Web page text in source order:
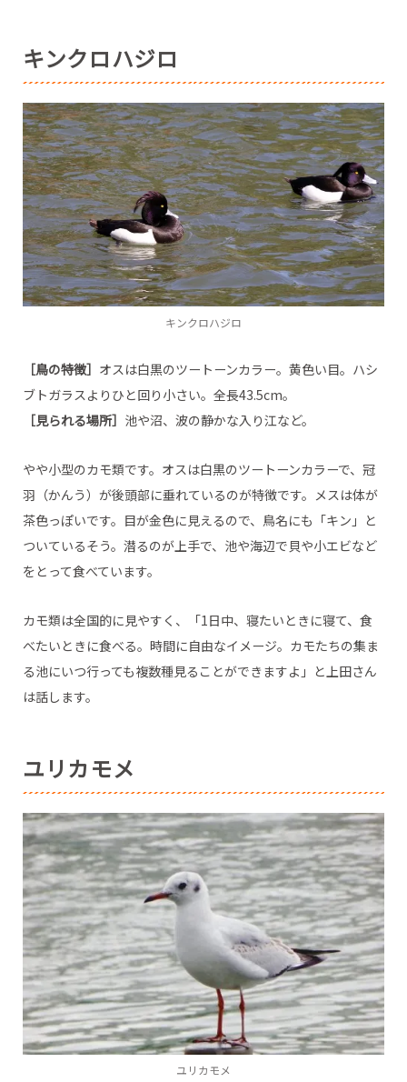
キンクロハジロ
キンクロハジロ
［鳥の特徴］ オスは白黒のツートーンカラー。黄色い目。ハシ
ブトガラスよりひと回り小さい。全長43.5cm。
［見られる場所］ 池や沼、波の静かな入り江など。
やや小型のカモ類です。オスは白黒のツートーンカラーで、冠
羽（かんう）が後頭部に垂れているのが特徴です。メスは体が
茶色っぽいです。目が金色に見えるので、鳥名にも「キン」と
ついているそう。潜るのが上手で、池や海辺で貝や小エビなど
をとって食べています。
カモ類は全国的に見やすく、「1日中、寝たいときに寝て、食
べたいときに食べる。時間に自由なイメージ。カモたちの集ま
る池にいつ行っても複数種見ることができますよ」と上田さん
は話します。
ユリカモメ
ユリカモメ